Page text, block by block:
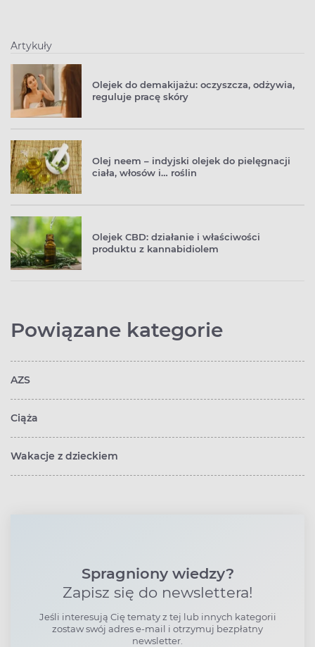
Artykuły
Olejek do demakijażu: oczyszcza, odżywia,
reguluje pracę skóry
Olej neem – indyjski olejek do pielęgnacji
ciała, włosów i… roślin
Olejek CBD: działanie i właściwości
produktu z kannabidiolem
Powiązane kategorie
AZS
Ciąża
Wakacje z dzieckiem
Spragniony wiedzy?
Zapisz się do newslettera!
Jeśli interesują Cię tematy z tej lub innych kategorii
zostaw swój adres e-mail i otrzymuj bezpłatny
newsletter.